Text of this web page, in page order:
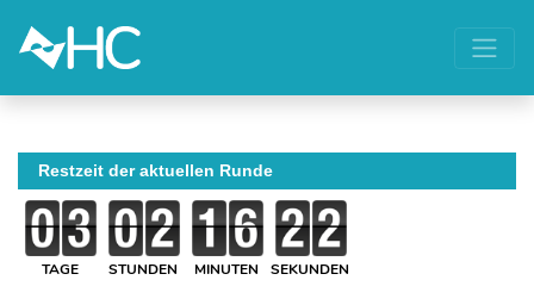
Restzeit der aktuellen Runde
TAGE STUNDEN MINUTEN SEKUNDEN